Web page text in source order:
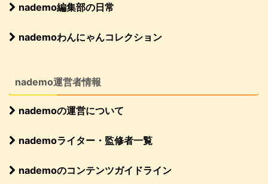
nademo編集部の日常
nademoわんにゃんコレクション
nademo運営者情報
nademoの運営について
nademoライター・監修者一覧
nademoのコンテンツガイドライン